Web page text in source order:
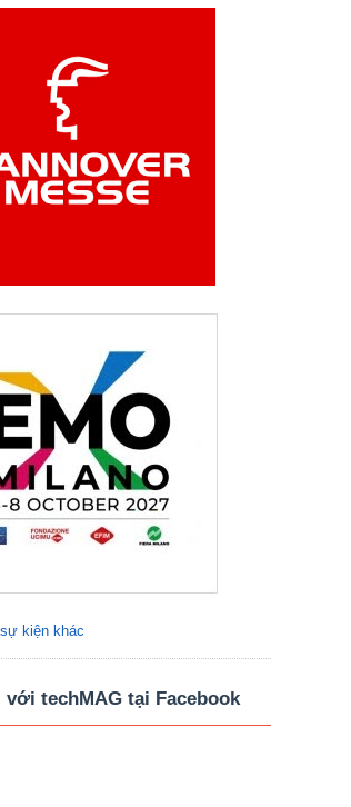
kiện khác
với techMAG tại Facebook